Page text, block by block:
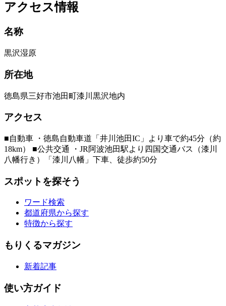
アクセス情報
名称
黒沢湿原
所在地
徳島県三好市池田町漆川黒沢地内
アクセス
■自動車 ・徳島自動車道「井川池田IC」より車で約45分（約
18km） ■公共交通 ・JR阿波池田駅より四国交通バス（漆川
八幡行き）「漆川八幡」下車、徒歩約50分
スポットを探そう
ワード検索
都道府県から探す
特徴から探す
もりくるマガジン
新着記事
使い方ガイド